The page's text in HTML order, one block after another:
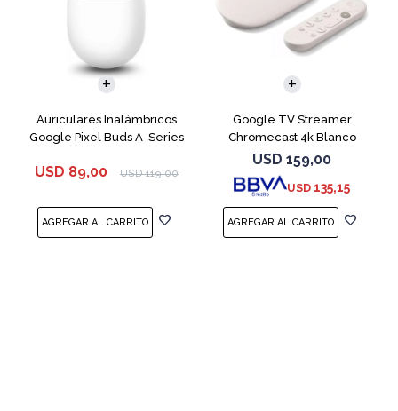
Auriculares Inalámbricos
Google Pixel Buds A-Series
USD 89,00 USD 119,00
Google TV Streamer
Chromecast 4k Blanco
USD 159,00
USD 135,15